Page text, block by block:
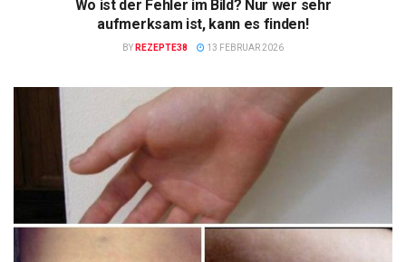
Wo ist der Fehler im Bild? Nur wer sehr
aufmerksam ist, kann es finden!
BY REZEPTE38 13 FEBRUAR 2026